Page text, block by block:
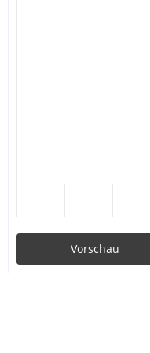
Vorschau